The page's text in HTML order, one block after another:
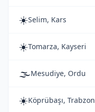
☀️Selim, Kars
☀️Tomarza, Kayseri
🌫️Mesudiye, Ordu
☀️Köprübaşı, Trabzon